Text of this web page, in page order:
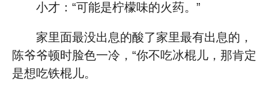
小才：“可能是柠檬味的火药。”
家里面最没出息的酸了家里最有出息的，
陈爷爷顿时脸色一冷，“你不吃冰棍儿，那肯定
是想吃铁棍儿。